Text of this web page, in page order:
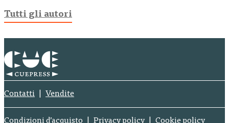
Tutti gli autori
Contatti Vendite
Condizioni d’acquisto Privacy policy
Cookie policy